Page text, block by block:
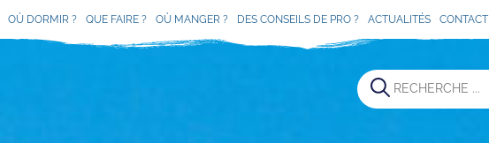
OÙ DORMIR ? QUE FAIRE ? OÙ MANGER ? DES CONSEILS DE PRO ? ACTUALITÉS CONTACT